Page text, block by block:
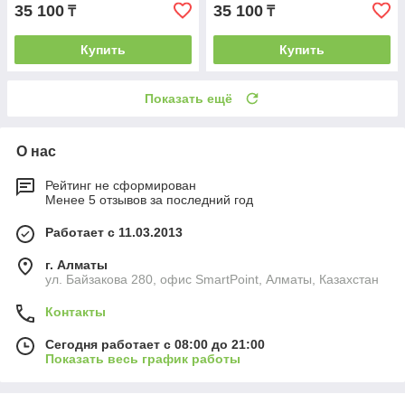
35 100 ₸
Купить
35 100 ₸
Купить
Показать ещё
О нас
Рейтинг не сформирован
Менее 5 отзывов за последний год
Работает с 11.03.2013
г. Алматы
ул. Байзакова 280, офис SmartPoint, Алматы, Казахстан
Контакты
Сегодня работает с 08:00 до 21:00
Показать весь график работы